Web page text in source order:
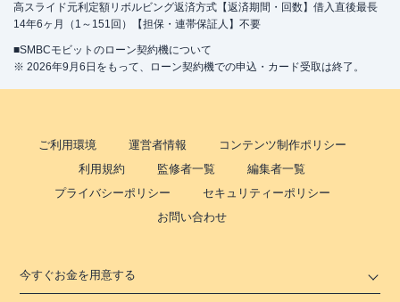
高スライド元利定額リボルビング返済方式【返済期間・回数】借入直後最長
14年6ヶ月（1～151回）【担保・連帯保証人】不要
■SMBCモビットのローン契約機について
※ 2026年9月6日をもって、ローン契約機での申込・カード受取は終了。
ご利用環境 運営者情報
コンテンツ制作ポリシー
利用規約
監修者一覧
編集者一覧
プライバシーポリシー
セキュリティーポリシー
お問い合わせ
今すぐお金を用意する